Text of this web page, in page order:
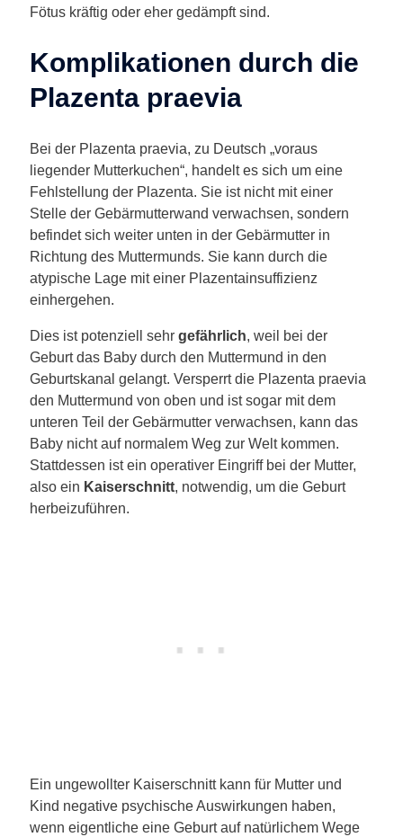
Fötus kräftig oder eher gedämpft sind.
Komplikationen durch die
Plazenta praevia
Bei der Plazenta praevia, zu Deutsch „voraus
liegender Mutterkuchen“, handelt es sich um eine
Fehlstellung der Plazenta. Sie ist nicht mit einer
Stelle der Gebärmutterwand verwachsen, sondern
befindet sich weiter unten in der Gebärmutter in
Richtung des Muttermunds. Sie kann durch die
atypische Lage mit einer Plazentainsuffizienz
einhergehen.
Dies ist potenziell sehrgefährlich, weil bei der
Geburt das Baby durch den Muttermund in den
Geburtskanal gelangt. Versperrt die Plazenta praevia
den Muttermund von oben und ist sogar mit dem
unteren Teil der Gebärmutter verwachsen, kann das
Baby nicht auf normalem Weg zur Welt kommen.
Stattdessen ist ein operativer Eingriff bei der Mutter,
also ein Kaiserschnitt, notwendig, um die Geburt
herbeizuführen.
Ein ungewollter Kaiserschnitt kann für Mutter und
Kind negative psychische Auswirkungen haben,
wenn eigentliche eine Geburt auf natürlichem Wege